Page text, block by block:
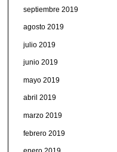
septiembre 2019
agosto 2019
julio 2019
junio 2019
mayo 2019
abril 2019
marzo 2019
febrero 2019